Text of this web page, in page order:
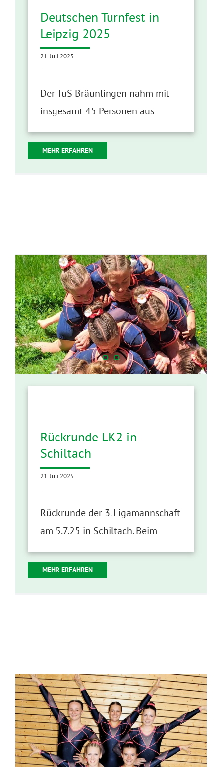
Deutschen Turnfest in
Leipzig 2025
21. Juli 2025
Der TuS Bräunlingen nahm mit
insgesamt 45 Personen aus
MEHR ERFAHREN
Rückrunde LK2 in
Schiltach
21. Juli 2025
Rückrunde der 3. Ligamannschaft
am 5.7.25 in Schiltach. Beim
MEHR ERFAHREN